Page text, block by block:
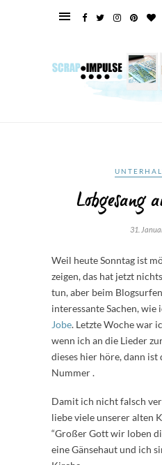
Lobgesang
31.
Weil heute Sonntag ist
zeigen, das hat jetzt
tun, aber beim
interessante Sachen,
Jobe. Letzte Woche war
wenn ich an die Lieder
dieses hier höre, dann ist
Nummer .
Damit ich nicht falsch
liebe viele unserer alten
“Großer Gott wir loben
eine Gänsehaut und ich